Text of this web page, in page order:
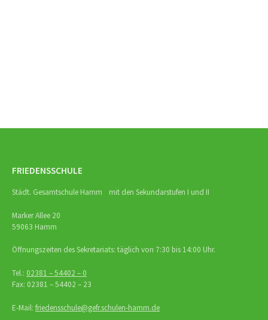
FRIEDENSSCHULE
Städt. Gesamtschule Hamm mit den Sekundarstufen I und II
Marker Allee 20
59063 Hamm
Öffnungszeiten des Sekretariats: täglich von 7:30 bis 14:00 Uhr.
Tel.: 02381 – 54402 – 0
Fax: 02381 – 54402 – 23
E-Mail: friedensschule@gefr.schulen-hamm.de